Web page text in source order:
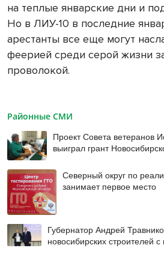
на теплые январские дни и
Но в ЛИУ-10 в последние
арестанты все еще могут
феерией среди серой жизни
проволокой.
Районные СМИ
Проект Совета ветеранов
выиграл грант
Северный округ по
занимает первое место
Губернатор Андрей
новосибирских строителей